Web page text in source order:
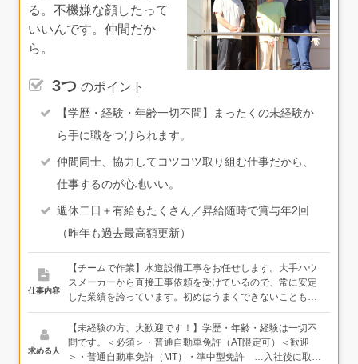
る。不機嫌な顔したって
いいんです。仲間だか
ら。
3つ のポイント
【学歴・経験・年齢一切不問】まったくの未経験か
ら手に職をつけられます。
仲間同士、協力してコツコツ取り組む仕事だから、
仕事するのが心地いい。
週休二日＋有給もたくさん／昇給随時で賞与年2回
（昨年も過去最高額更新）
仕事内容
【チームで作業】水道設備工事をお任せします。大手ハウ
スメーカーから直接工事依頼を受けているので、常に安定
した業績を誇っています。初めはうまくできないこともあ
ると思います。でも、それはみんな一緒です。初めから何
でもできる人なんて、どこにもいません。だから、ぜんぜ
ん気にしないでください。まずは、工具や運搬について覚
えるところから、みんなで一つ一つの仕事を丁寧にお教え
求める人
【未経験の方、大歓迎です！】学歴・年齢・経験は一切不
問です。＜必須＞・普通自動車免許（AT限定可）＜歓迎
＞・普通自動車免許（MT）・準中型免許 …入社後に取得